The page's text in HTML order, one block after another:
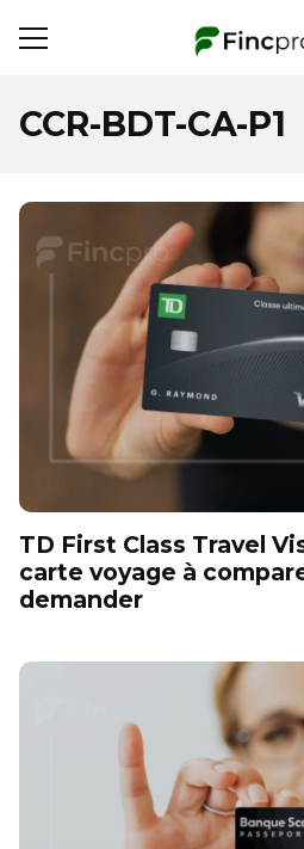
CCR-BDT-CA-P1
TD First Class Travel
carte voyage à
demander